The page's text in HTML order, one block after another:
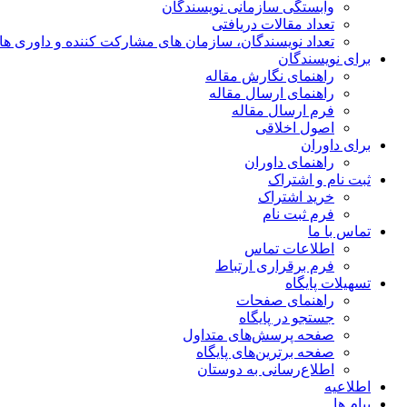
وابستگی سازمانی نویسندگان
تعداد مقالات دریافتی
تعداد نویسندگان، سازمان های مشارکت کننده و داوری های
برای نویسندگان
راهنمای نگارش مقاله
راهنمای ارسال مقاله
فرم ارسال مقاله
اصول اخلاقی
برای داوران
راهنمای داوران
ثبت نام و اشتراک
خرید اشتراک
فرم ثبت نام
تماس با ما
اطلاعات تماس
فرم برقراری ارتباط
تسهیلات پایگاه
راهنمای صفحات
جستجو در پایگاه
صفحه پرسش‌های متداول
صفحه برترین‌های پایگاه
اطلاع‌رسانی به دوستان
اطلاعیه
پیام ها